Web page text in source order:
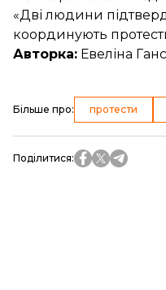
«Дві людини
координують
Авторка: Евеліна
Більше про: протести
Поділитися: